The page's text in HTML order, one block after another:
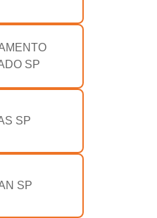
SP
SP
SP